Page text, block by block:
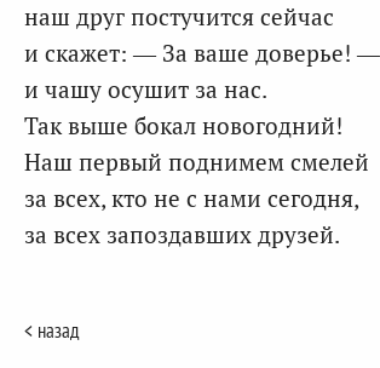
наш друг постучится сейчас
и скажет: — За ваше доверье! —
и чашу осушит за нас.
Так выше бокал новогодний!
Наш первый поднимем смелей
за всех, кто не с нами сегодня,
за всех запоздавших друзей.
< назад